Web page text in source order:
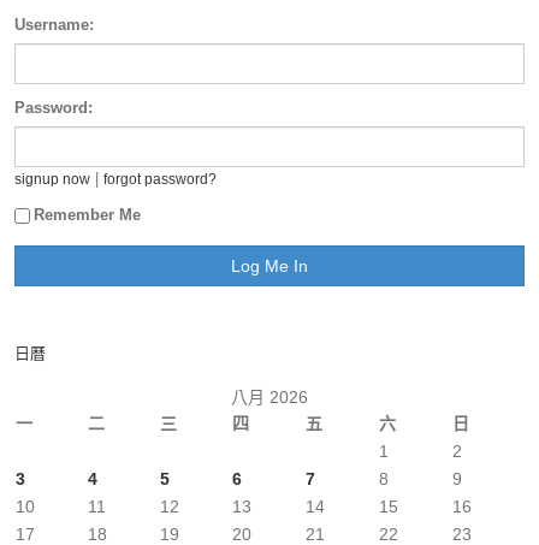
Username:
Password:
signup now forgot password?
Remember Me
日曆
八月 2026
一
二 三 四 五 六 日
1
2
3
4 5 6 7 8
9
10
11 12 13 14 15
16
17
18 19 20 21 22
23